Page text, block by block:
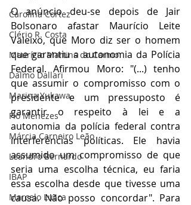
Carolina Cortez
Clério R. Costa
Maurício Martins do Carmo
Dalmo Dallari
Marina Yukawa
Flo Menezes
Márcia Carneiro Leão
Leandro Bernardo
IBAP
Marcelo Lucca
O anúncio deu-se depois de Jair
Bolsonaro afastar Maurício Leite
Valeixo, que Moro diz ser o homem
que garantiu a autonomia da Polícia
Federal. Afirmou Moro: "(...) tenho
que assumir o compromisso com o
presidente e um pressuposto é
garantir o respeito à lei e a
autonomia da polícia federal contra
interferências políticas. Ele havia
assumido um compromisso de que
seria uma escolha técnica, eu faria
essa escolha desde que tivesse uma
causa. Não posso concordar". Para